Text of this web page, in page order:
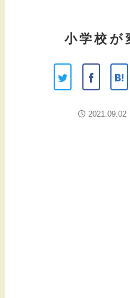
小学校が
2021.09.02